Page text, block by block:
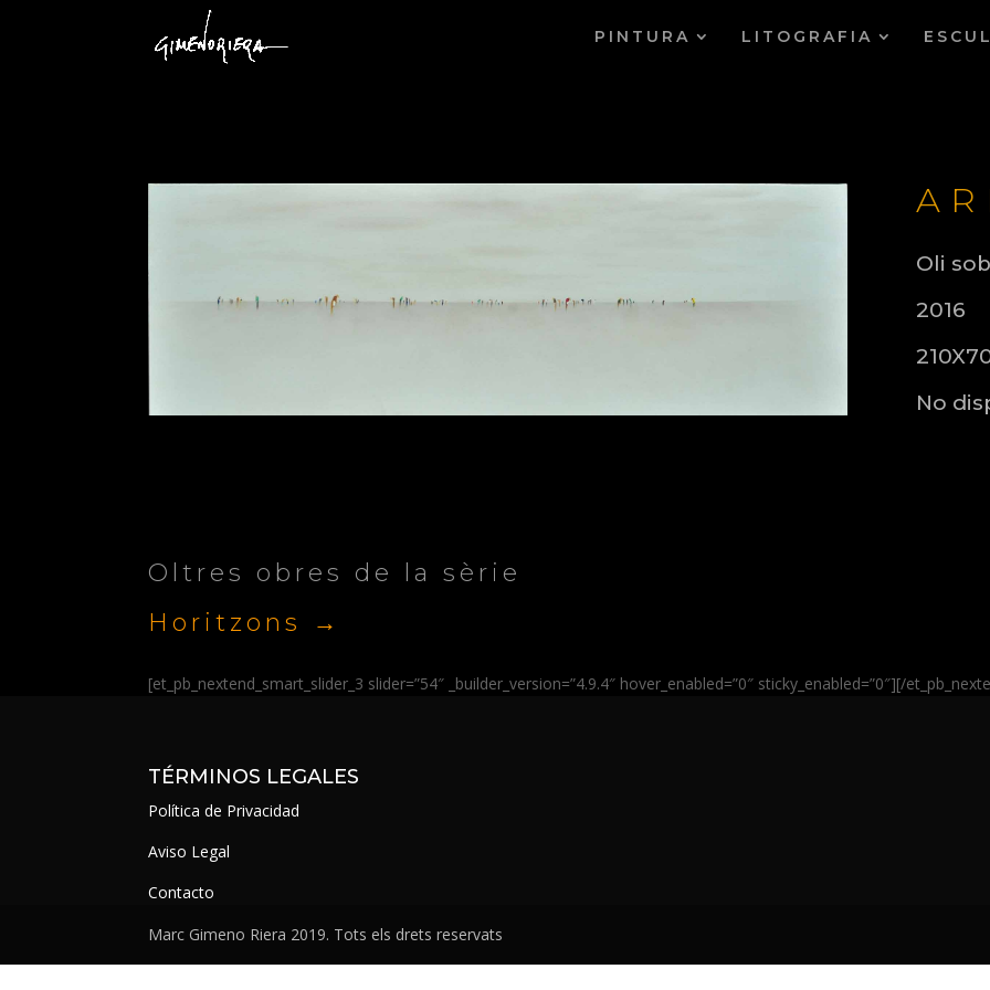
PINTURA LITOGRAFIA
Oli
2016
No
Oltres obres de la sèrie
Horitzons →
[et_pb_nextend_smart_slider_3 slider=”54″ _builder_version=”4.9.4″ hover_enabled=”0″ sticky_enabled=”0″][/
TÉRMINOS LEGALES
Política de Privacidad
Aviso Legal
Contacto
Marc Gimeno Riera 2019. Tots els drets reservats